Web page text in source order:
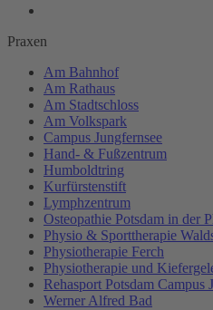
Praxen
Am Bahnhof
Am Rathaus
Am Stadtschloss
Am Volkspark
Campus Jungfernsee
Hand- & Fußzentrum
Humboldtring
Kurfürstenstift
Lymphzentrum
Osteopathie Potsdam in der
Physio & Sporttherapie
Physiotherapie Ferch
Physiotherapie und
Rehasport Potsdam Campus
Werner Alfred Bad